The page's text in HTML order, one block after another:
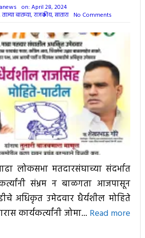
on: April 28, 2024
ताज्या बातम्या, राजकीय,सातारा No Comments
लोकसभा मतदारसंघाच्या संदर्भात
संभ्रम न बाळगता आजपासून
अधिकृत उमेदवार धैर्यशील मोहिते
कार्यकर्त्यांनी जोमा... Read more